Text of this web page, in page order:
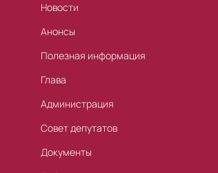
Новости
Анонсы
Полезная информация
Глава
Администрация
Совет депутатов
Документы